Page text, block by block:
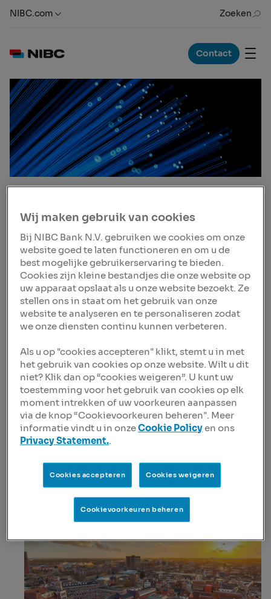
NIBC.com Zoeken
Contact
Nieuwsbericht 20 apr. 2022, 15:30 CEST
NIBC contributes to
Fiber to the Home
financing in Germany
We are glad to continue our support towards Deutsche
Glasfaser Group by being part of the EUR 5.75bn debt
financing for its Fiber-to-the-Home (“FTTH”) roll-out
plan. This represents the largest FTTH financing in
The new financing is a key building block to support
DGF’s plan to cover about 4 million homes with FTTH by
year-end 2025, a key step in its longer-term ambition
to reach a 6 million FTTH footprint. In addition, the new
financing includes sustainability-linked elements, as
the company and its shareholders are strongly
committed to high ESG standards.
Wij maken gebruik van cookies
Bij NIBC Bank N.V. gebruiken we cookies om onze
website goed te laten functioneren en om u de
best mogelijke gebruikerservaring te bieden.
Cookies zijn kleine bestandjes die onze website op
uw apparaat opslaat als u onze website bezoekt. Ze
stellen ons in staat om het gebruik van onze
website te analyseren en te personaliseren zodat
we onze diensten continu kunnen verbeteren.
Als u op "cookies accepteren" klikt, stemt u in met
het gebruik van cookies op onze website. Wilt u dit
niet? Klik dan op “cookies weigeren”. U kunt uw
toestemming voor het gebruik van cookies op elk
moment intrekken of uw voorkeuren aanpassen
via de knop “Cookievoorkeuren beheren". Meer
informatie vindt u in onzeCookie Policyen ons
Privacy Statement..
Cookies accepteren Cookies weigeren
Cookievoorkeuren beheren